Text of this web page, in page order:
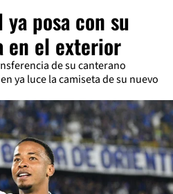
posa con su
en el exterior
de su canterano
ya luce la camiseta de su nuevo